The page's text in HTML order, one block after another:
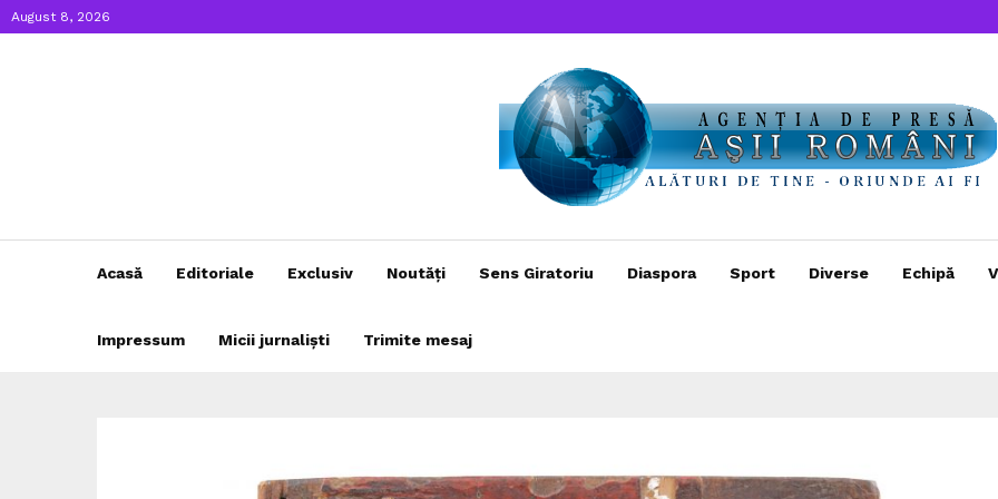
August 8, 2026
Acasă Editoriale Exclusiv Noutăți Sens Giratoriu Diaspora Sport Diverse Echipă
Impressum Micii jurnaliști Trimite mesaj